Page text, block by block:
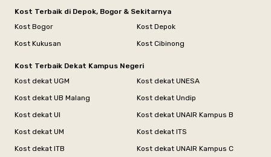
Kost Terbaik di Depok, Bogor & Sekitarnya
Kost Bogor
Kost Depok
Kost Kukusan
Kost Cibinong
Kost Terbaik Dekat Kampus Negeri
Kost dekat UGM
Kost dekat UNESA
Kost dekat UB Malang
Kost dekat Undip
Kost dekat UI
Kost dekat UNAIR Kampus B
Kost dekat UM
Kost dekat ITS
Kost dekat ITB
Kost dekat UNAIR Kampus C